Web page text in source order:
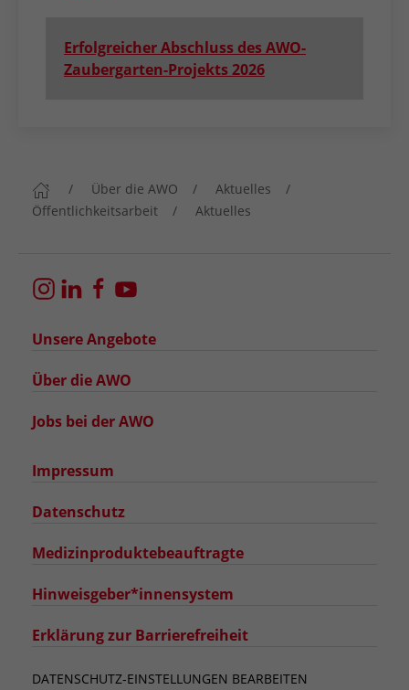
Erfolgreicher Abschluss des AWO-
Zaubergarten-Projekts 2026
Über die AWO
Aktuelles
Öffentlichkeitsarbeit
Aktuelles
Unsere Angebote
Über die AWO
Jobs bei der AWO
Impressum
Datenschutz
Medizinproduktebeauftragte
Hinweisgeber*innensystem
Erklärung zur Barrierefreiheit
DATENSCHUTZ-EINSTELLUNGEN BEARBEITEN